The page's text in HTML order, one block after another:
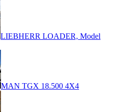
LIEBHERR LOADER, Model
MAN TGX 18.500 4X4